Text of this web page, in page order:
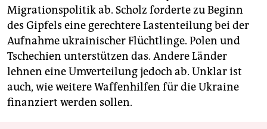
Migrationspolitik ab. Scholz forderte zu Beginn
des Gipfels eine gerechtere Lastenteilung bei der
Aufnahme ukrainischer Flüchtlinge. Polen und
Tschechien unterstützen das. Andere Länder
lehnen eine Umverteilung jedoch ab. Unklar ist
auch, wie weitere Waffenhilfen für die Ukraine
finanziert werden sollen.